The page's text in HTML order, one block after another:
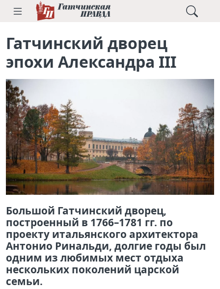
Гатчинский дворец
эпохи Александра III
Большой Гатчинский дворец,
построенный в 1766–1781 гг. по
проекту итальянского архитектора
Антонио Ринальди, долгие годы был
одним из любимых мест отдыха
нескольких поколений царской
семьи.